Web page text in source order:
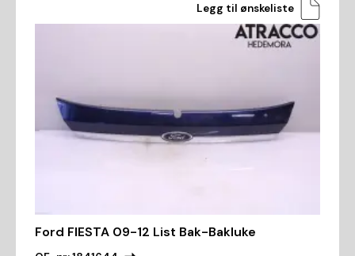
Legg til ønskeliste
Ford FIESTA 09-12 List Bak-Bakluke